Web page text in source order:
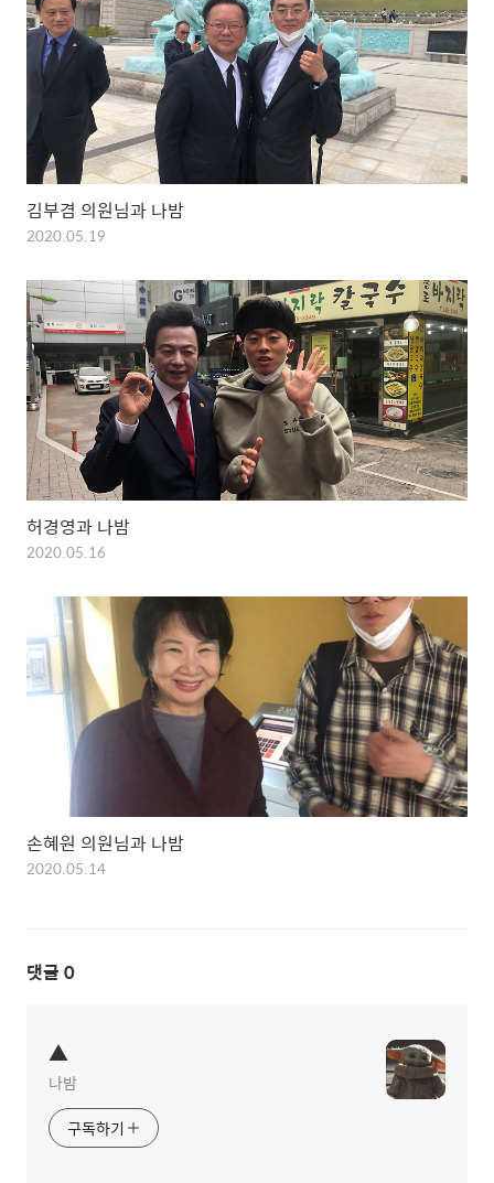
김부겸 의원님과 나밤
2020.05.19
허경영과 나밤
2020.05.16
손혜원 의원님과 나밤
2020.05.14
댓글 0
▲
나밤
구독하기